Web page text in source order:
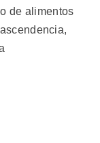
de alimentos